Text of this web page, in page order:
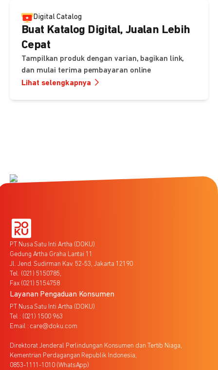
Digital Catalog
Buat Katalog Digital, Jualan Lebih
Cepat
Tampilkan produk dengan varian, bagikan link,
dan mulai terima pembayaran online
Lihat selengkapnya
PT Nusa Satu Inti Artha (DOKU)
Gedung Artha Graha Lantai 11
Jl. Jend. Sudirman Kav. 52-53, Jakarta 12190
Tel. (021) 5150785,
Fax (021) 5154758
Layanan Pengaduan Konsumen
PT Nusa Satu Inti Artha (DOKU)
Tel : (021) 1500 963
Email : care@doku.com
Direktorat Jenderal Perlindungan Konsumen dan Tertib Niaga,
Kementrian Perdagangan Republik Indonesia,
0853-1111-1010 (WhatsApp)